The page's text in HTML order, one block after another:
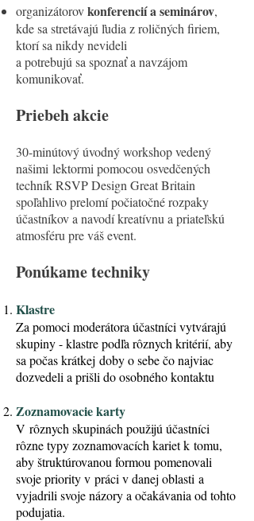
organizátorovkonferencií a seminárov,
kde sa stretávajú ľudia z roličných firiem,
ktorí sa nikdy nevideli
a potrebujú sa spoznať a navzájom
komunikovať.
Priebeh akcie
30-minútový úvodný workshop vedený
našimi lektormi pomocou osvedčených
techník RSVP Design Great Britain
spoľahlivo prelomí počiatočné rozpaky
účastníkov a navodí kreatívnu a priateľskú
atmosféru pre váš event.
Ponúkame techniky
Klastre
Za pomoci moderátora účastníci vytvárajú
skupiny - klastre podľa rôznych kritérií, aby
sa počas krátkej doby o sebe čo najviac
dozvedeli a prišli do osobného kontaktu
Zoznamovacie karty
V rôznych skupinách použijú účastníci
rôzne typy zoznamovacích kariet k tomu,
aby štruktúrovanou formou pomenovali
svoje priority v práci v danej oblasti a
vyjadrili svoje názory a očakávania od tohto
podujatia.